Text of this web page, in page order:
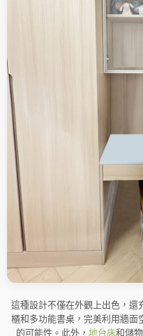
這種設計不僅在外觀上出色，還
櫃和多功能書桌，完美利用牆面
的可能性。此外， 地台床和儲